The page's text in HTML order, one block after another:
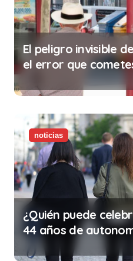
El peligro invisible
el error que
minutos en tu
ilegalidad que te
la vida)
noticias
¿Quién puede
44 años de